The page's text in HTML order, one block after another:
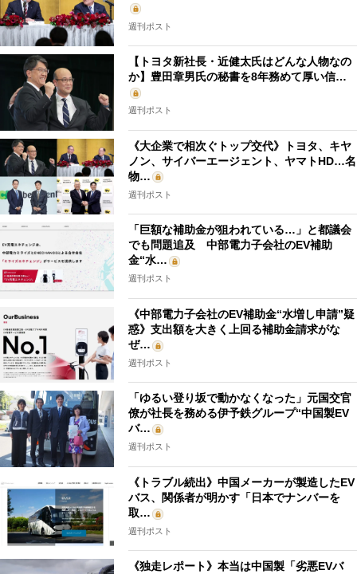
週刊ポスト
【トヨタ新社長・近健太氏はどんな人物なの
か】豊田章男氏の秘書を8年務めて厚い信…
週刊ポスト
《大企業で相次ぐトップ交代》トヨタ、キヤ
ノン、サイバーエージェント、ヤマトHD…名
物…
週刊ポスト
「巨額な補助金が狙われている…」と都議会
でも問題追及 中部電力子会社のEV補助
金“水…
週刊ポスト
《中部電力子会社のEV補助金“水増し申請”疑
惑》支出額を大きく上回る補助金請求がな
ぜ…
週刊ポスト
「ゆるい登り坂で動かなくなった」元国交官
僚が社長を務める伊予鉄グループ“中国製EV
バ…
週刊ポスト
《トラブル続出》中国メーカーが製造したEV
バス、関係者が明かす「日本でナンバーを
取…
週刊ポスト
《独走レポート》本当は中国製「劣悪EVバ